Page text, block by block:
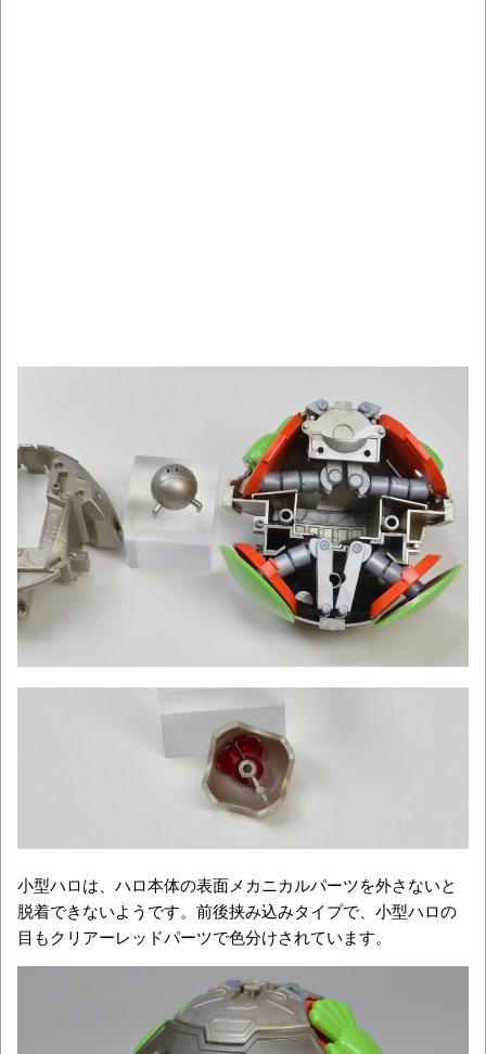
小型ハロは、ハロ本体の表面メカニカルパーツを外さないと
脱着できないようです。前後挟み込みタイプで、小型ハロの
目もクリアーレッドパーツで色分けされています。